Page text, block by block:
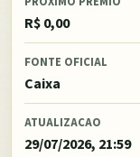
R$ 0,00
FONTE OFICIAL
Caixa
ATUALIZACAO
29/07/2026, 21:59